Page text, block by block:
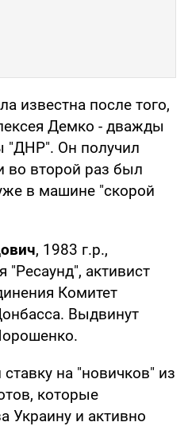
известна после того,
Демко - дважды
"ДНР". Он получил
во второй раз был
в машине "скорой
, 1983 г.р.,
"Ресаунд", активист
Комитет
Выдвинут
на "новичков" из
которые
Украину и активно